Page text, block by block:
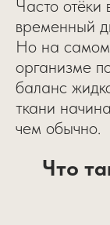
Часто отёки
временный
Но на самом
организме
баланс
ткани
чем обычно.
Что